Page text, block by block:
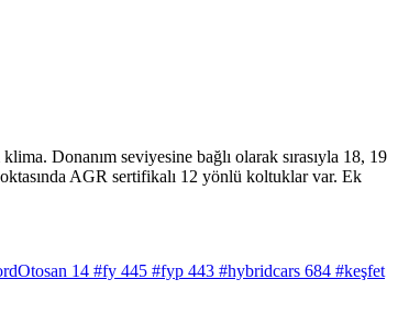
Donanım seviyesine bağlı olarak sırasıyla 18, 19
AGR sertifikalı 12 yönlü koltuklar var. Ek
14 #fy 445 #fyp 443 #hybridcars 684 #keşfet